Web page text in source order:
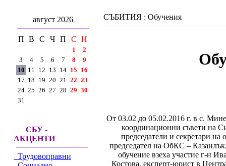
август 2026
П В С Ч П С Н
1
2
3
4 5 6 7 8
9
10 11 12 13 14 15 16
17 18 19 20 21 22 23
24 25 26 27 28 29 30
31
СБУ -
АКЦЕНТИ
Трудовоправни
СЪБИТИЯ : Обучения
От 03.02 до 05.02.2016 г. в с.
координационни съвети на
председатели и секретари
председател на ОбКС –
обучение взеха участие г-н
Костова, експерт-юрист в